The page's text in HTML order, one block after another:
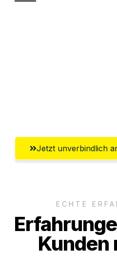
Jetzt unverbindlich
ECHTE
Kunden